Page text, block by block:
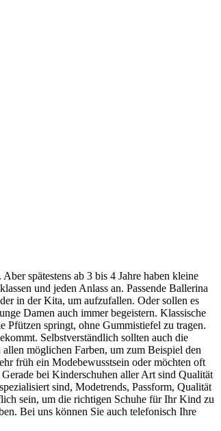
spätestens ab 3 bis 4 Jahre haben kleine
und jeden Anlass an. Passende Ballerina
in der Kita, um aufzufallen. Oder sollen es
Damen auch immer begeistern. Klassische
Pfützen springt, ohne Gummistiefel zu tragen.
Selbstverständlich sollten auch die
möglichen Farben, um zum Beispiel den
früh ein Modebewusstsein oder möchten oft
bei Kinderschuhen aller Art sind Qualität
sind, Modetrends, Passform, Qualität
sein, um die richtigen Schuhe für Ihr Kind zu
Bei uns können Sie auch telefonisch Ihre